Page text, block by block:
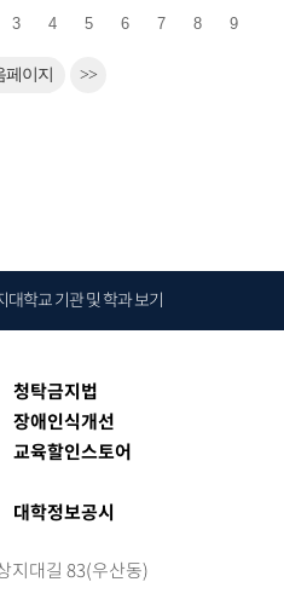
3 4 5 6 7 8 9
페이지 >>
대학교 기관 및 학과 보기
청탁금지법
장애인식개선
교육할인스토어
대학정보공시
지대길 83(우산동)